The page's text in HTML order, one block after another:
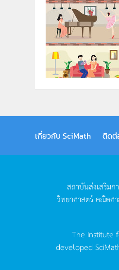
เกี่ยวกับ SciMath ติดต่
สถาบันส่งเสริมก
วิทยาศาสตร์คณิตศา
The Institute
developed